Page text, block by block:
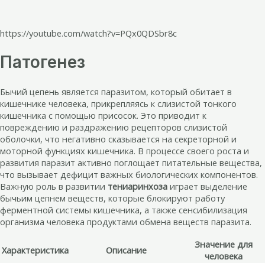
https://youtube.com/watch?v=PQx0QDSbr8c
Патогенез
Бычий цепень является паразитом, который обитает в
кишечнике человека, прикрепляясь к слизистой тонкого
кишечника с помощью присосок. Это приводит к
повреждению и раздражению рецепторов слизистой
оболочки, что негативно сказывается на секреторной и
моторной функциях кишечника. В процессе своего роста и
развития паразит активно поглощает питательные вещества,
что вызывает дефицит важных биологических компонентов.
Важную роль в развитии тениаринхоза играет выделение
бычьим цепнем веществ, которые блокируют работу
ферментной системы кишечника, а также сенсибилизация
организма человека продуктами обмена веществ паразита.
Характеристика Описание
Значение для
человека